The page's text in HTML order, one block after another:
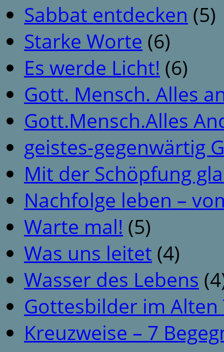
Sabbat entdecken (5)
Starke Worte (6)
Es werde Licht! (6)
Gott. Mensch. Alles
Gott.Mensch.Alles
geistes-gegenwärtig
Mit der Schöpfung
Nachfolge leben –
Warte mal! (5)
Was uns leitet (4)
Wasser des Lebens
Gottesbilder im
Kreuzweise – 7